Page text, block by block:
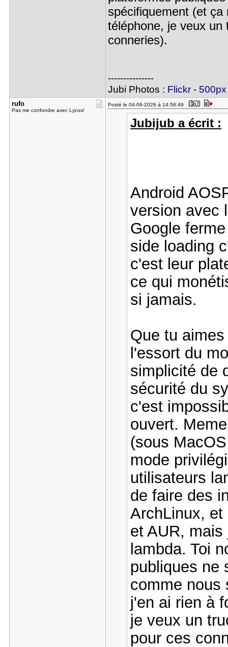
spécifiquement (et
téléphone, je veux
conneries).
---------------
Jubi Photos : Flickr- 500px
rufo
Pas me confondre avec Lycos!
Posté le 04-06-2026 à 14:58:49
Jubijub a écrit :
Android
version avec
Google
side loading
c'est leur
ce qui
si jamais.
Que tu
l'essort du
simplicité de
sécurité du
c'est
ouvert.
(sous
mode
utilisateurs
de faire des
ArchLinux,
et AUR,
lambda. Toi
publiques ne
comme nous
j'en ai rien à
je veux un
pour ces